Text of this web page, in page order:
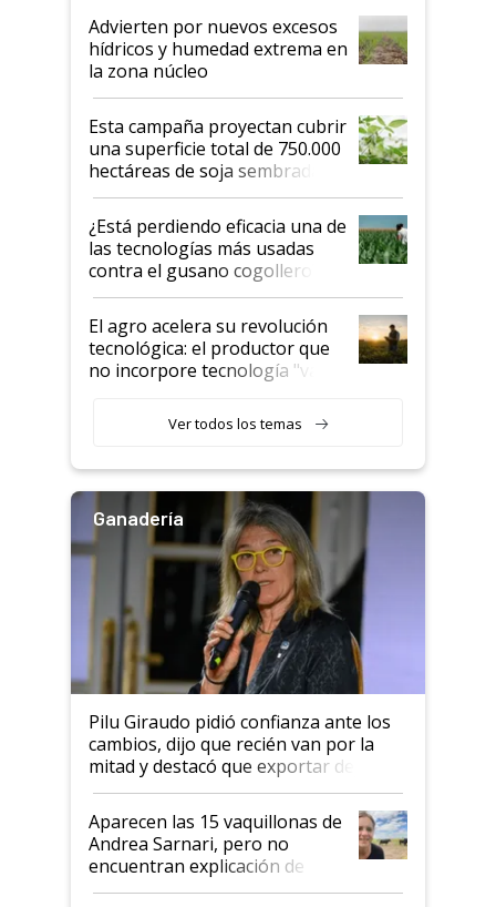
Advierten por nuevos excesos
hídricos y humedad extrema en
la zona núcleo
Esta campaña proyectan cubrir
una superficie total de 750.000
hectáreas de soja sembradas
con una nueva generación de
variedades que marcan un
salto tecnológico en genética y
rendimiento
¿Está perdiendo eficacia una de
las tecnologías más usadas
contra el gusano cogollero? El
desafío de una tecnología clave
El agro acelera su revolución
tecnológica: el productor que
no incorpore tecnología "va a
Ver todos los temas
Ganadería
Pilu Giraudo pidió confianza ante los
cambios, dijo que recién van por la
mitad y destacó que exportar dejó de
ser "para unos pocos": "Tenemos un
mandato muy claro del gobierno
nacional"
Aparecen las 15 vaquillonas de
Andrea Sarnari, pero no
encuentran explicación de
cómo llegaron allí